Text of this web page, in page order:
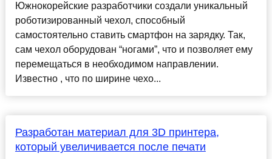
Южнокорейские разработчики создали уникальный
роботизированный чехол, способный
самостоятельно ставить смартфон на зарядку. Так,
сам чехол оборудован “ногами”, что и позволяет ему
перемещаться в необходимом направлении.
Известно , что по ширине чехо...
Разработан материал для 3D принтера,
который увеличивается после печати